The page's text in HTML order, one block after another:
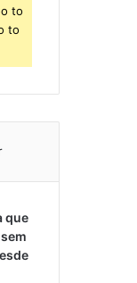
to
to
que